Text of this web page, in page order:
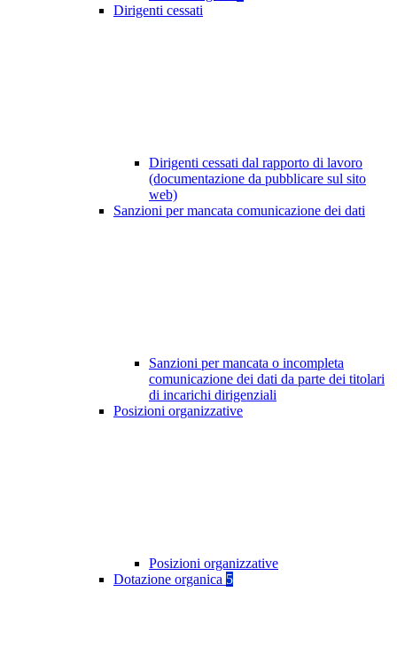
Dirigenti cessati
Dirigenti cessati dal rapporto di lavoro
(documentazione da pubblicare sul sito
web)
Sanzioni per mancata comunicazione dei dati
Sanzioni per mancata o incompleta
comunicazione dei dati da parte dei titolari
di incarichi dirigenziali
Posizioni organizzative
Posizioni organizzative
Dotazione organica 5